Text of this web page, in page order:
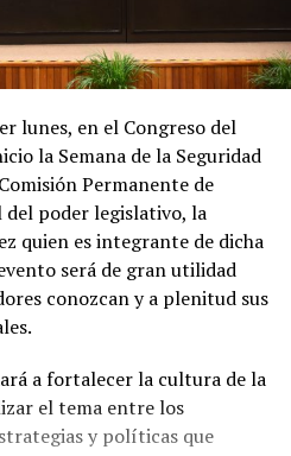
lunes, en el Congreso del
la Semana de la Seguridad
Permanente de
del poder legislativo, la
quien es integrante de dicha
será de gran utilidad
conozcan y a plenitud sus
a fortalecer la cultura de la
el tema entre los
y políticas que